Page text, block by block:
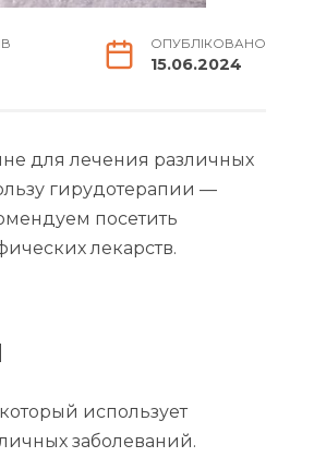
ОПУБЛІКОВАНО
15.06.2024
для лечения различных
гирудотерапии —
посетить
лекарств.
использует
заболеваний.